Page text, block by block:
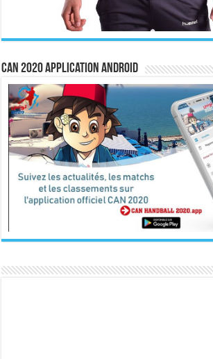
CAN 2020 Application Android